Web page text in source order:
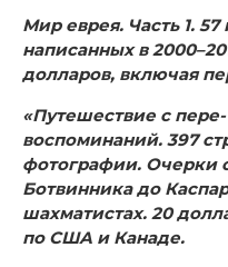
Мир еврея. Часть 1.
написанных в
долларов, включая
«Путешествие с
воспоминаний. 397
фотографии. Очерки
Ботвинника до
шахматистах. 20
по США и Канаде.